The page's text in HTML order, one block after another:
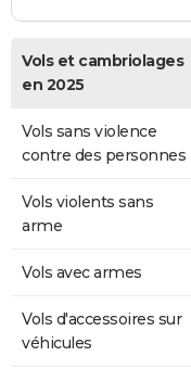
Vols et cambriolages
en 2025
Vols sans violence
contre des personnes
Vols violents sans
arme
Vols avec armes
Vols d'accessoires sur
véhicules